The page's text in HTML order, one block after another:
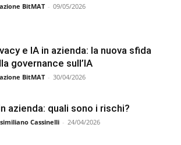
BitMAT - 09/05/2026
e IA in azienda: la nuova sfida
governance sull’IA
BitMAT - 30/04/2026
azienda: quali sono i rischi?
Cassinelli - 24/04/2026